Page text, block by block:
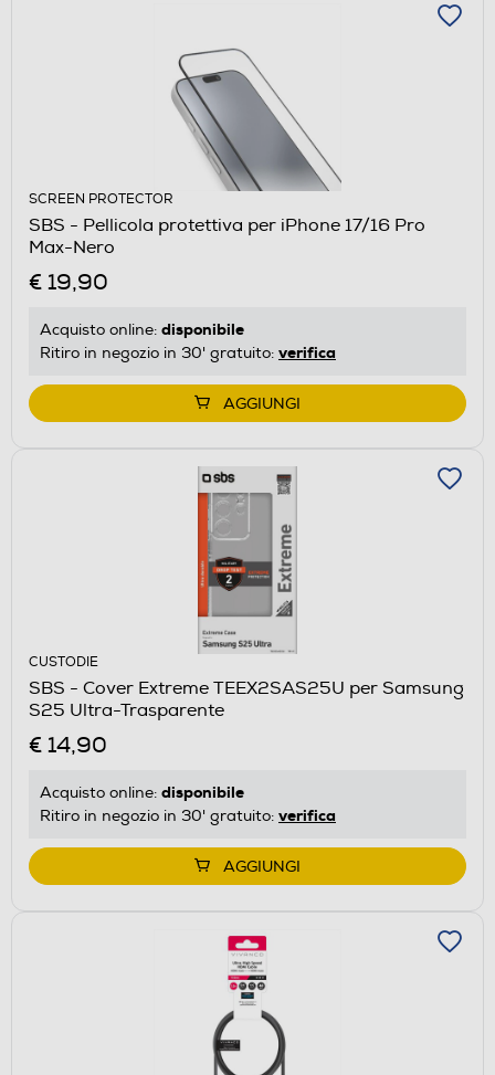
SCREEN PROTECTOR
SBS - Pellicola protettiva per iPhone 17/16 Pro
Max-Nero
€ 19,90
Acquisto online: disponibile
Ritiro in negozio in 30' gratuito: verifica
AGGIUNGI
CUSTODIE
SBS - Cover Extreme TEEX2SAS25U per Samsung
S25 Ultra-Trasparente
€ 14,90
Acquisto online: disponibile
Ritiro in negozio in 30' gratuito: verifica
AGGIUNGI